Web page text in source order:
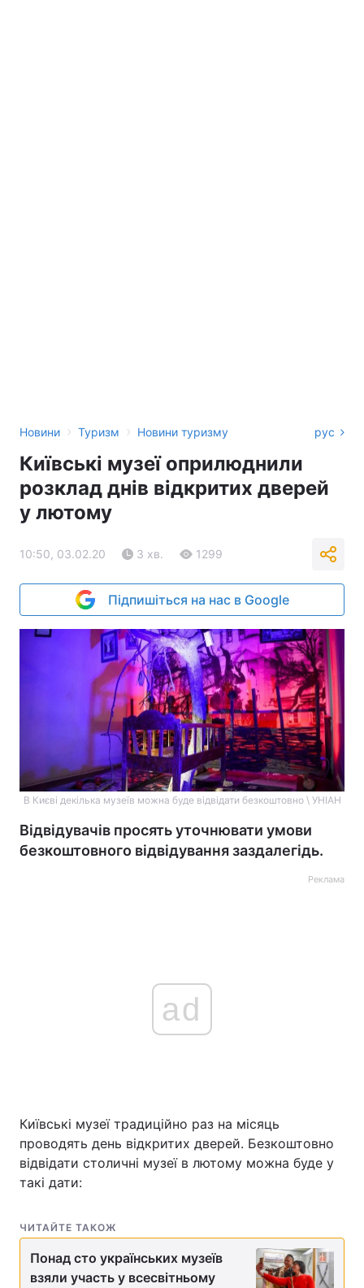
Новини › Туризм › Новини туризму рус
Київські музеї оприлюднили
розклад днів відкритих дверей
у лютому
10:50, 03.02.20 3 хв. 1299
Підпишіться на нас в Google
В Києві декілька музеїв можна буде відвідати безкоштовно \ УНІАН
Відвідувачів просять уточнювати умови
безкоштовного відвідування заздалегідь.
Реклама
ad
Київські музеї традиційно раз на місяць
проводять день відкритих дверей. Безкоштовно
відвідати столичні музеї в лютому можна буде у
такі дати:
ЧИТАЙТЕ ТАКОЖ
Понад сто українських музеїв
взяли участь у всесвітньому